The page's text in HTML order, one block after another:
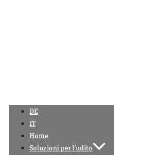
DE
IT
Home
Soluzioni per l’udito